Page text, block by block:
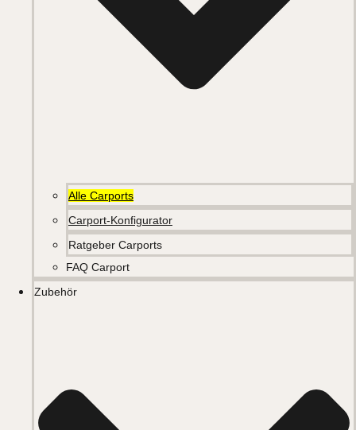
Alle Carports
Carport-Konfigurator
Ratgeber Carports
FAQ Carport
Zubehör